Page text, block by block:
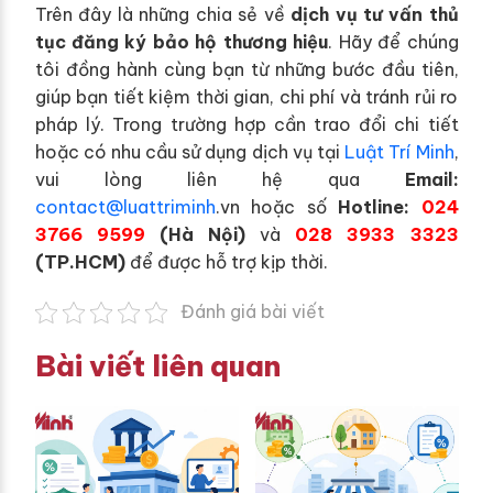
Trên đây là những chia sẻ về dịch vụ tư vấn thủ
tục đăng ký bảo hộ thương hiệu. Hãy để chúng
tôi đồng hành cùng bạn từ những bước đầu tiên,
giúp bạn tiết kiệm thời gian, chi phí và tránh rủi ro
pháp lý. Trong trường hợp cần trao đổi chi tiết
hoặc có nhu cầu sử dụng dịch vụ tại Luật Trí Minh,
vui lòng liên hệ qua Email:
contact@luattriminh.vn hoặc số Hotline:
024
3766 9599 (Hà Nội)và 028 3933 3323
(TP.HCM) để được hỗ trợ kịp thời.
Đánh giá bài viết
Bài viết liên quan